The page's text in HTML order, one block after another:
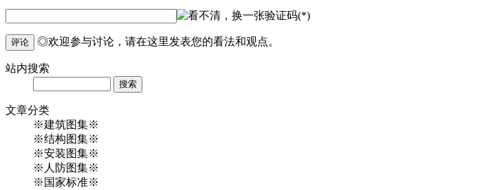
验证码(*)
评论 ◎欢迎参与讨论，请在这里发表您的看法和观点。
站内搜索
文章分类
※建筑图集※
※结构图集※
※安装图集※
※人防图集※
※国家标准※